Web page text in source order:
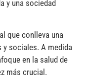
y una sociedad
que conlleva una
sociales. A medida
en la salud de
más crucial.